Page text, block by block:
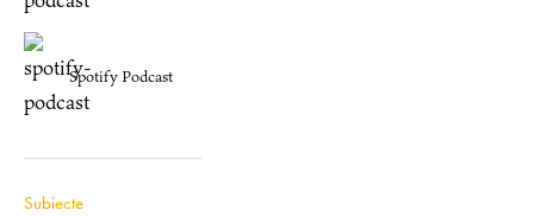
Spotify Podcast
Subiecte